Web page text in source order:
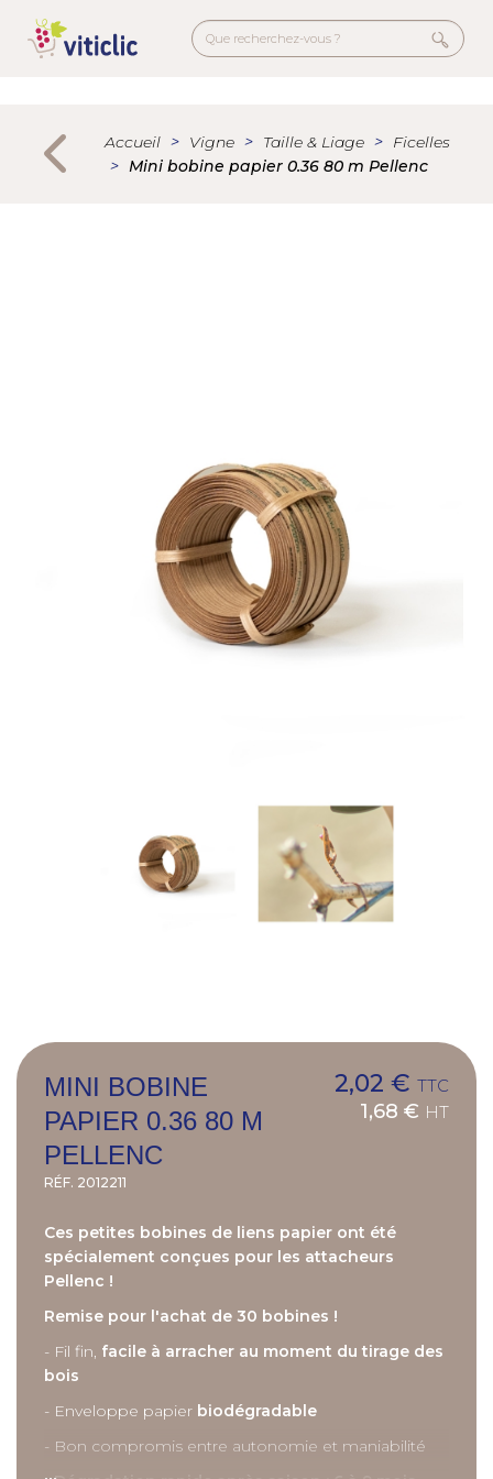
contenu
Accueil Vigne Taille & Liage
Ficelles
Mini bobine papier 0.36 80 m Pellenc
MINI BOBINE
PAPIER 0.36 80 M
PELLENC
RÉF. 2012211
2,02 € TTC
1,68 € HT
Ces petites bobines de liens papier ont été
spécialement conçues pour les attacheurs
Pellenc !
Remise pour l'achat de 30 bobines !
- Fil fin, facile à arracher au moment du tirage des
bois
- Enveloppe papier biodégradable
- Bon compromis entre autonomie et maniabilité
...